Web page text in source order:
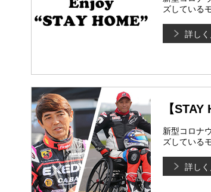
ズしている
詳しく
【
新型コロナ
ズしている
詳しく